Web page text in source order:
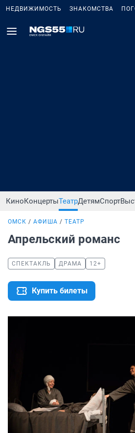
НЕДВИЖИМОСТЬ ЗНАКОМСТВА
КиноКонцертыТеатрДетямСпорт
ОМСК АФИША ТЕАТР
Апрельский романс
СПЕКТАКЛЬ ДРАМА 12+
Купить билеты